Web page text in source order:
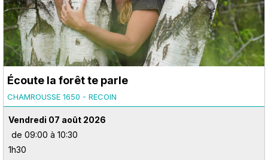
Écoute la forêt te parle
CHAMROUSSE 1650 - RECOIN
Vendredi 07 août 2026
de 09:00 à 10:30
1h30